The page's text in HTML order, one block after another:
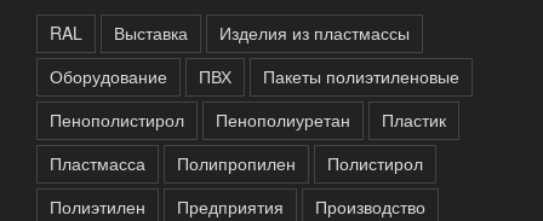
RAL Выставка
Изделия из пластмассы
Оборудование
ПВХ
Пакеты полиэтиленовые
Пенополистирол
Пенополиуретан
Пластик
Пластмасса
Полипропилен
Полистирол
Полиэтилен
Предприятия
Производство